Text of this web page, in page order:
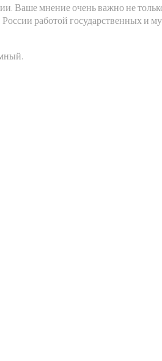
Ваше мнение очень важно не
работой государственных и